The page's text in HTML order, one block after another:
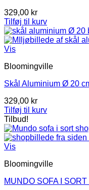
329,00 kr
Tilføj til kurv
Vis
Bloomingville
Skål Aluminium Ø 20
329,00 kr
Tilføj til kurv
Tilbud!
Vis
Bloomingville
MUNDO SOFA I